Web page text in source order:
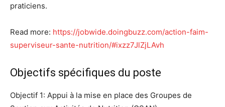
praticiens.
Read more: https://jobwide.doingbuzz.com/action-faim-
superviseur-sante-nutrition/#ixzz7JlZjLAvh
Objectifs spécifiques du poste
Objectif 1: Appui à la mise en place des Groupes de